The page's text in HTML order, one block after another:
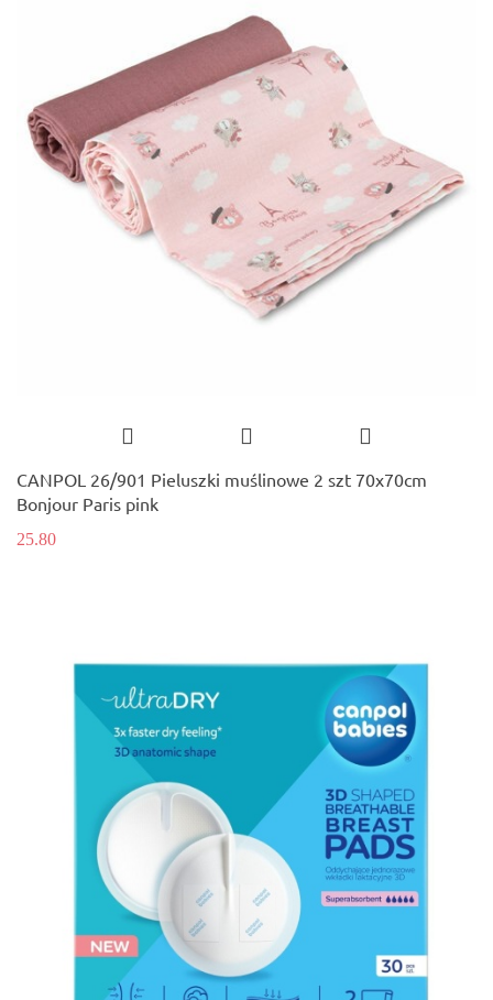
CANPOL 26/901 Pieluszki muślinowe 2 szt 70x70cm
Bonjour Paris pink
25.80